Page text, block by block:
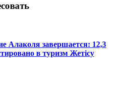
Алаколя завершается: 12,3
в туризм Жетісу